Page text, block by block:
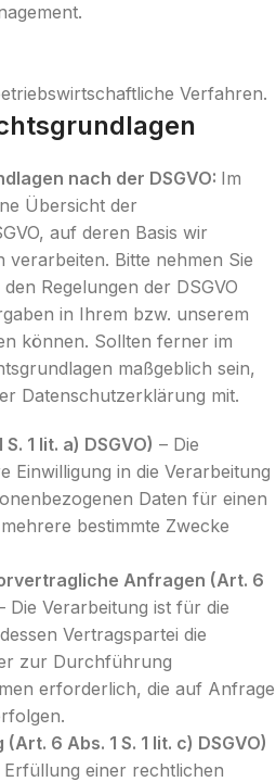
Verfahren.
nach der DSGVO: Im
Übersicht der
auf deren Basis wir
verarbeiten. Bitte nehmen Sie
Regelungen der DSGVO
in Ihrem bzw. unserem
können. Sollten ferner im
maßgeblich sein,
Datenschutzerklärung mit.
1 lit. a) DSGVO) – Die
Einwilligung in die Verarbeitung
Daten für einen
bestimmte Zwecke
Anfragen (Art. 6
Die Verarbeitung ist für die
Vertragspartei die
zur Durchführung
erforderlich, die auf Anfrage
6 Abs. 1 S. 1 lit. c) DSGVO)
einer rechtlichen